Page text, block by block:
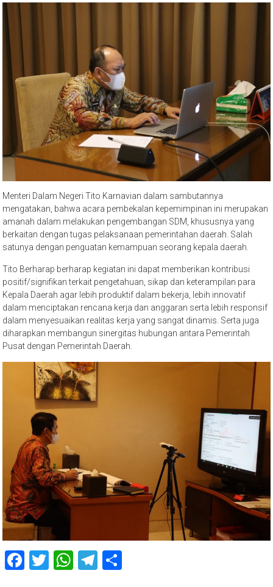
Menteri Dalam Negeri Tito Karnavian dalam sambutannya
mengatakan, bahwa acara pembekalan kepemimpinan ini merupakan
amanah dalam melakukan pengembangan SDM, khususnya yang
berkaitan dengan tugas pelaksanaan pemerintahan daerah. Salah
satunya dengan penguatan kemampuan seorang kepala daerah.
Tito Berharap berharap kegiatan ini dapat memberikan kontribusi
positif/signifikan terkait pengetahuan, sikap dan keterampilan para
Kepala Daerah agar lebih produktif dalam bekerja, lebih innovatif
dalam menciptakan rencana kerja dan anggaran serta lebih responsif
dalam menyesuaikan realitas kerja yang sangat dinamis. Serta juga
diharapkan membangun sinergitas hubungan antara Pemerintah
Pusat dengan Pemerintah Daerah.
Facebook
Twitter
WhatsApp
Telegram